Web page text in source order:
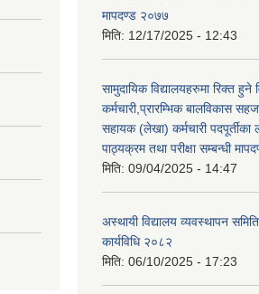
मापदण्ड २०७७
मिति: 12/17/2025 - 12:43
सामुदायिक विद्यालयहरुमा रिक्त हुने
कर्मचारी,प्रारम्भिक बालविकास
सहायक (लेखा) कर्मचारी पदपूर्तीका
पाठ्यक्रम तथा परीक्षा सम्बन्धी
मिति: 09/04/2025 - 14:47
अस्थायी विद्यालय व्यवस्थापन
कार्यविधि २०८२
मिति: 06/10/2025 - 17:23